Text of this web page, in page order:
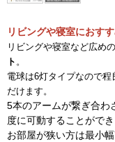
リビングや寝室におす
リビングや寝室など広め
ト 。
電球は6灯タイプなので
だけます。
5本のアームが繋ぎ合わ
度に可動することができ
お部屋が狭い方は最小